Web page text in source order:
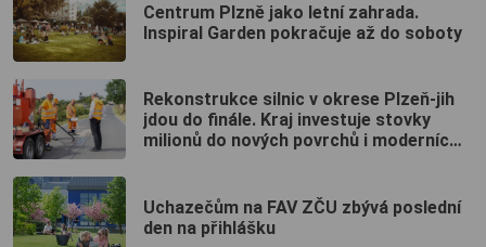
Centrum Plzně jako letní zahrada.
Inspiral Garden pokračuje až do soboty
Rekonstrukce silnic v okrese Plzeň-jih
jdou do finále. Kraj investuje stovky
milionů do nových povrchů i moderních
Uchazečům na FAV ZČU zbývá poslední
den na přihlášku